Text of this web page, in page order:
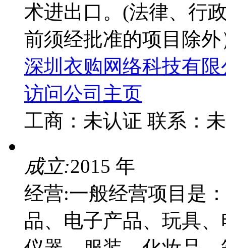
术进出口。(法律、行
前须经批准的项目除
深圳衣购网络科技有限
访问公司主页
工商： 未认证 联系：
成立:2015 年
经营:一般经营项目是
品、电子产品、玩具